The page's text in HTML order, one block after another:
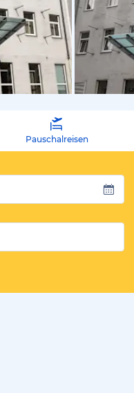
von
Pauschalreisen